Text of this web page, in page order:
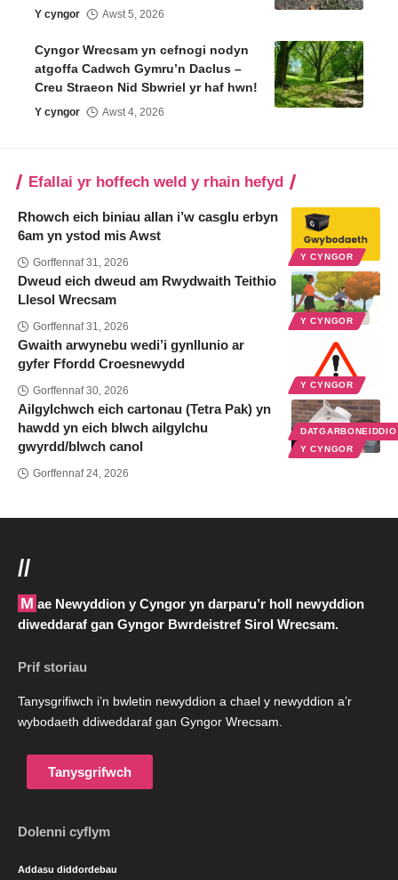
Y cyngor Awst 5, 2026
Cyngor Wrecsam yn cefnogi nodyn
atgoffa Cadwch Gymru’n Daclus –
Creu Straeon Nid Sbwriel yr haf hwn!
Y cyngor Awst 4, 2026
Efallai yr hoffech weld y rhain hefyd
Y CYNGOR
Rhowch eich biniau allan i’w casglu erbyn
6am yn ystod mis Awst
Gorffennaf 31, 2026
Y CYNGOR
Dweud eich dweud am Rwydwaith Teithio
Llesol Wrecsam
Gorffennaf 31, 2026
Y CYNGOR
Gwaith arwynebu wedi’i gynllunio ar
gyfer Ffordd Croesnewydd
Gorffennaf 30, 2026
Y CYNGOR
Ailgylchwch eich cartonau (Tetra Pak) yn
hawdd yn eich blwch ailgylchu
gwyrdd/blwch canol
Gorffennaf 24, 2026
//
Mae Newyddion y Cyngor yn darparu’r holl newyddion
diweddaraf gan Gyngor Bwrdeistref Sirol Wrecsam.
Prif storiau
Tanysgrifiwch i’n bwletin newyddion a chael y newyddion a’r
wybodaeth ddiweddaraf gan Gyngor Wrecsam.
Tanysgrifwch
Dolenni cyflym
Addasu diddordebau